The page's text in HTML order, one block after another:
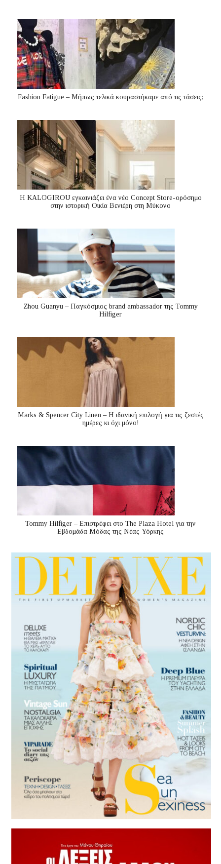
Fashion Fatigue – Μήπως τελικά κουραστήκαμε από τις τάσεις;
Η KALOGIROU εγκαινιάζει ένα νέο Concept Store-ορόσημο
στην ιστορική Οικία Βενιέρη στη Μύκονο
Zhou Guanyu – Παγκόσμιος brand ambassador της Tommy
Hilfiger
Marks & Spencer City Linen – Η ιδανική επιλογή για τις ζεστές
ημέρες κι όχι μόνο!
Tommy Hilfiger – Επιστρέφει στο The Plaza Hotel για την
Εβδομάδα Μόδας της Νέας Υόρκης